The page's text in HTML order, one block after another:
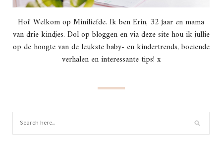
Hoi! Welkom op Miniliefde. Ik ben Erin, 32 jaar en mama
van drie kindjes. Dol op bloggen en via deze site hou ik jullie
op de hoogte van de leukste baby- en kindertrends, boeiende
verhalen en interessante tips! x